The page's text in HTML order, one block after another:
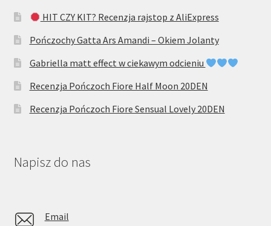
HIT CZY KIT? Recenzja rajstop z AliExpress
Pończochy Gatta Ars Amandi – Okiem Jolanty
Gabriella matt effect w ciekawym odcieniu
Recenzja Pończoch Fiore Half Moon 20DEN
Recenzja Pończoch Fiore Sensual Lovely 20DEN
Napisz do nas
Email